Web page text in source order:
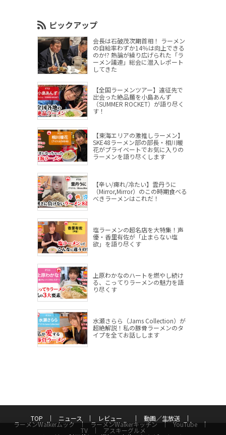
ピックアップ
会長は石破茂次期首相！ ラーメン
の自給率わずか14％は向上できる
のか!? 熱論が繰り広げられた「ラ
ーメン議連」総会に潜入レポート
してきた
【全国ラーメンツアー】遠征先で
出会った絶品麺を小島あんず
（SUMMER ROCKET）が語り尽く
す！
【東海エリアの激推しラーメン】
SKE48ラーメン部の部長・相川暖
花がプライベートでお気に入りの
ラーメンを語り尽くします
【辛い/痺れ/冷たい】雲丹うに
（Mirror,Mirror）のこの時期食べる
べきラーメンはこれだ！
塩ラーメンの超名店を大特集！声
優・香里有佐が「止まらない塩
欲」を語り尽くす
上原わかなのハートを燃やし続け
る、こってりラーメンの魅力を語
り尽くす
水瀬さらら（Jams Collection）が
超絶解説！私の豚骨ラーメンのタ
イプを全てお話しします
TOP ニュース レビュー 動画／生放送
ラーメンWalkerムック ラーメンWalkerキッチン YouTube
TV アスキーグルメ